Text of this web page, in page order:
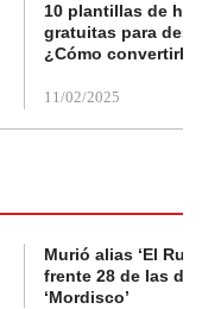
10 plantillas de
gratuitas para
¿Cómo convertirla
11/02/2025
Murió alias ‘El
frente 28 de las
‘Mordisco’